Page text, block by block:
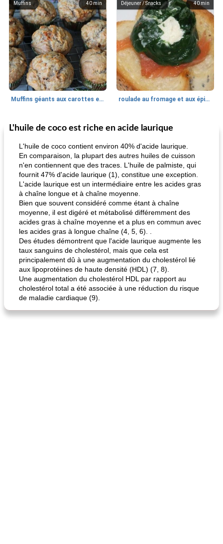
40 min
Muffins
Muffins géants aux carottes et à la banane de Nif
40 min
Déjeuner / Snacks
roulade au fromage et aux épinards
30min
Marques de confiance: recettes et
fiesta tostadas
Viande et volaille
le méga's jopp joes
L'huile de coco est riche en acide laurique
L'huile de coco contient environ 40% d'acide laurique.
En comparaison, la plupart des autres huiles de cuisson
n'en contiennent que des traces. L'huile de palmiste, qui
fournit 47% d'acide laurique (1), constitue une exception.
L'acide laurique est un intermédiaire entre les acides gras
à chaîne longue et à chaîne moyenne.
Bien que souvent considéré comme étant à chaîne
moyenne, il est digéré et métabolisé différemment des
acides gras à chaîne moyenne et a plus en commun avec
les acides gras à longue chaîne (4, 5, 6). .
Des études démontrent que l'acide laurique augmente les
taux sanguins de cholestérol, mais que cela est
principalement dû à une augmentation du cholestérol lié
aux lipoprotéines de haute densité (HDL) (7, 8).
Une augmentation du cholestérol HDL par rapport au
cholestérol total a été associée à une réduction du risque
de maladie cardiaque (9).